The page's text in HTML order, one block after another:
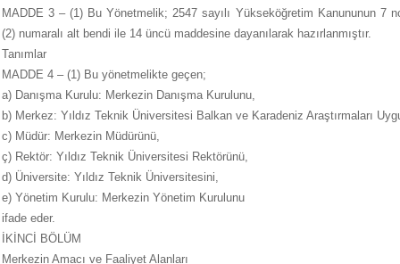
MADDE 3 – (1) Bu Yönetmelik; 2547 sayılı Yükseköğretim Kanununun 7
(2) numaralı alt bendi ile 14 üncü maddesine dayanılarak hazırlanmıştır.
Tanımlar
MADDE 4 – (1) Bu yönetmelikte geçen;
a) Danışma Kurulu: Merkezin Danışma Kurulunu,
b) Merkez: Yıldız Teknik Üniversitesi Balkan ve Karadeniz Araştırmaları
c) Müdür: Merkezin Müdürünü,
ç) Rektör: Yıldız Teknik Üniversitesi Rektörünü,
d) Üniversite: Yıldız Teknik Üniversitesini,
e) Yönetim Kurulu: Merkezin Yönetim Kurulunu
ifade eder.
İKİNCİ BÖLÜM
Merkezin Amacı ve Faaliyet Alanları